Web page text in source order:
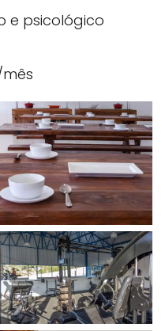
e psicológico
mês